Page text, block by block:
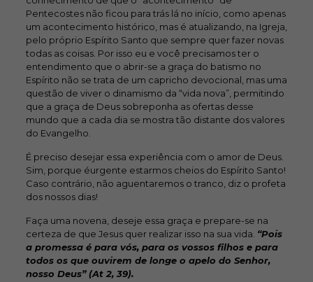
Pentecostes não ficou para trás lá no início, como apenas
um acontecimento histórico, mas é atualizando, na Igreja,
pelo próprio Espírito Santo que sempre quer fazer novas
todas as coisas. Por isso eu e você precisamos ter o
entendimento que o abrir-se a graça do batismo no
Espírito não se trata de um capricho devocional, mas uma
questão de viver o dinamismo da “vida nova”, permitindo
que a graça de Deus sobreponha as ofertas desse
mundo que a cada dia se mostra tão distante dos valores
do Evangelho.
É preciso desejar essa experiência com o amor de Deus.
Sim, porque éurgente estarmos cheios do Espírito Santo!
Caso contrário, não aguentaremos o tranco, diz o profeta
dos nossos dias!
Faça uma novena, deseje essa graça e prepare-se na
certeza de que Jesus quer realizar isso na sua vida. “Pois
a promessa é para vós, para os vossos filhos e para
todos os que ouvirem de longe o apelo do Senhor,
nosso Deus” (At 2, 39).